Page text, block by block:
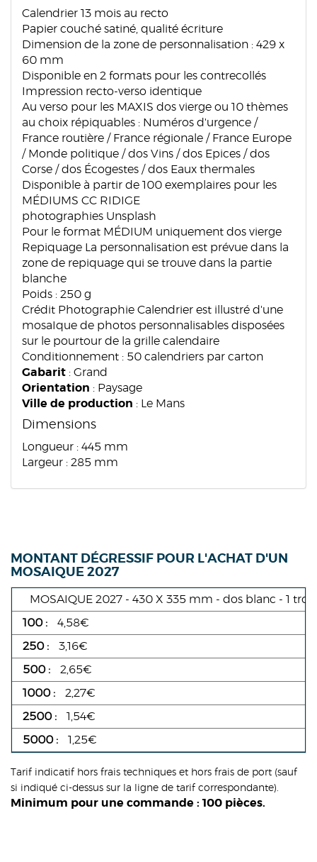
Calendrier 13 mois au recto
Papier couché satiné, qualité écriture
Dimension de la zone de personnalisation : 429 x
60 mm
Disponible en 2 formats pour les contrecollés
Impression recto-verso identique
Au verso pour les MAXIS dos vierge ou 10 thèmes
au choix répiquables : Numéros d'urgence /
France routière / France régionale / France Europe
/ Monde politique / dos Vins / dos Epices / dos
Corse / dos Écogestes / dos Eaux thermales
Disponible à partir de 100 exemplaires pour les
MÉDIUMS CC RIDIGE
photographies Unsplash
Pour le format MÉDIUM uniquement dos vierge
Repiquage La personnalisation est prévue dans la
zone de repiquage qui se trouve dans la partie
blanche
Poids : 250 g
Crédit Photographie Calendrier est illustré d'une
mosaIque de photos personnalisables disposées
sur le pourtour de la grille calendaire
Conditionnement : 50 calendriers par carton
Gabarit : Grand
Orientation : Paysage
Ville de production : Le Mans
Dimensions
Longueur : 445 mm
Largeur : 285 mm
MONTANT DÉGRESSIF POUR L'ACHAT D'UN
MOSAIQUE 2027
MOSAIQUE 2027 - 430 X 335 mm - dos blanc - 1
4,58€
3,16€
2,65€
2,27€
1,54€
1,25€
Tarif indicatif hors frais techniques et hors frais de port (sauf
si indiqué ci-dessus sur la ligne de tarif correspondante).
Minimum pour une commande : 100 pièces.